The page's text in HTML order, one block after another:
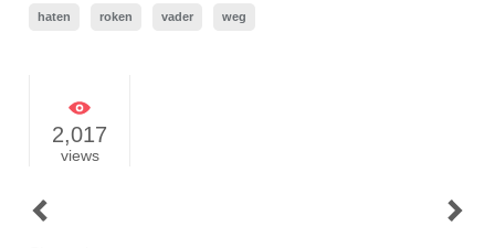
haten roken vader weg
2,017
views
POST